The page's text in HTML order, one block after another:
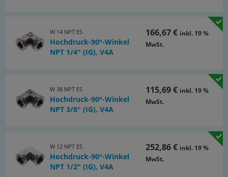
W 14 NPT ES
Hochdruck-90°-Winkel
NPT 1/4" (IG), V4A
166,67 € inkl. 19 %
MwSt.
W 38 NPT ES
Hochdruck-90°-Winkel
NPT 3/8" (IG), V4A
115,69 € inkl. 19 %
MwSt.
W 12 NPT ES
Hochdruck-90°-Winkel
NPT 1/2" (IG), V4A
252,86 € inkl. 19 %
MwSt.